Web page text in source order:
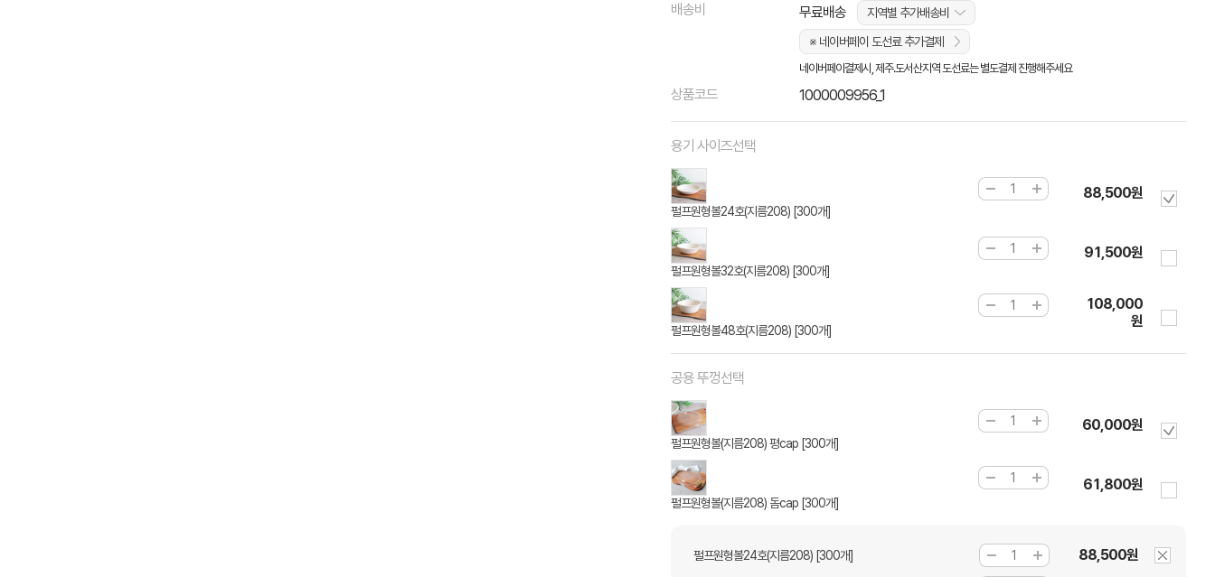
배송비 무료배송
지역별 추가배송비
※ 네이버페이 도선료 추가결제
네이버페이결제시, 제주.도서산지역 도선료는 별도결제 진행해주세요
상품코드 1000009956_1
용기 사이즈선택
펄프원형볼24호(지름208) [300개]
88,500원
펄프원형볼32호(지름208) [300개]
91,500원
펄프원형볼48호(지름208) [300개]
108,000
원
공용 뚜껑선택
펄프원형볼(지름208) 평cap [300개]
60,000원
펄프원형볼(지름208) 돔cap [300개]
61,800원
펄프원형볼24호(지름208) [300개] 88,500원